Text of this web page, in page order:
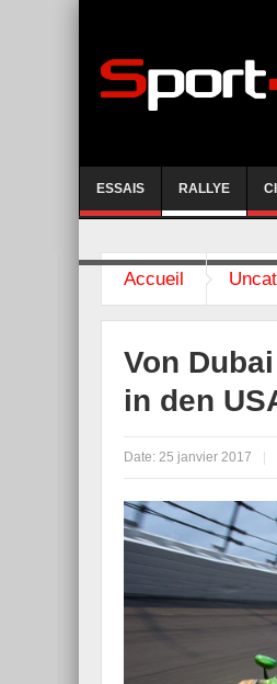
ESSAIS RALLYE
Accueil
Von
in den
Date: 25 janvier 2017